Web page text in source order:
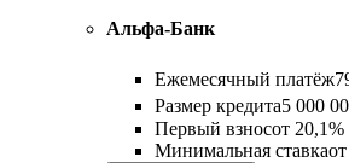
Альфа-Банк
Ежемесячный платёж
Размер кредита5 000
Первый взносот 20,1%
Минимальная ставкаот